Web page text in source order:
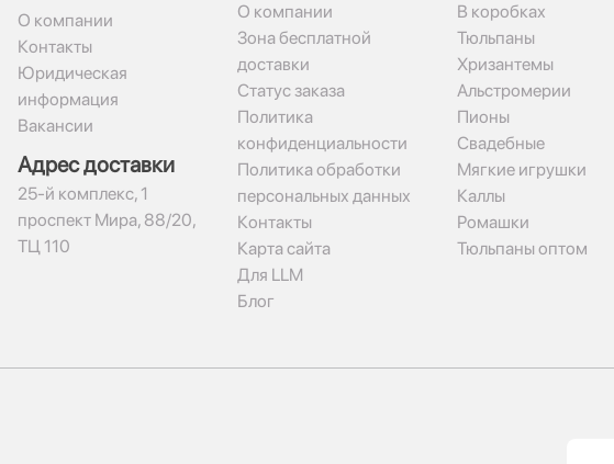
О компании
Контакты
Юридическая
информация
Вакансии
Адрес доставки
​25-й комплекс, 1​
проспект Мира, 88/20,
ТЦ 110
О компании
Зона бесплатной
доставки
Статус заказа
Политика
конфиденциальности
Политика обработки
персональных данных
Контакты
Карта сайта
Для LLM
Блог
В коробках
Тюльпаны
Хризантемы
Альстромерии
Пионы
Свадебные
Мягкие игрушки
Каллы
Ромашки
Тюльпаны оптом